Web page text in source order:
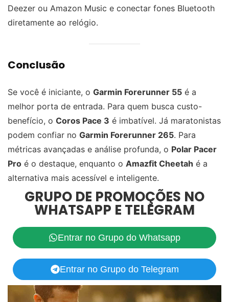
Deezer ou Amazon Music e conectar fones Bluetooth
diretamente ao relógio.
Conclusão
Se você é iniciante, o Garmin Forerunner 55 é a
melhor porta de entrada. Para quem busca custo-
benefício, o Coros Pace 3 é imbatível. Já maratonistas
podem confiar no Garmin Forerunner 265. Para
métricas avançadas e análise profunda, o Polar Pacer
Pro é o destaque, enquanto o Amazfit Cheetah é a
alternativa mais acessível e inteligente.
GRUPO DE PROMOÇÕES NO
WHATSAPP E TELEGRAM
Entrar no Grupo do Whatsapp
Entrar no Grupo do Telegram